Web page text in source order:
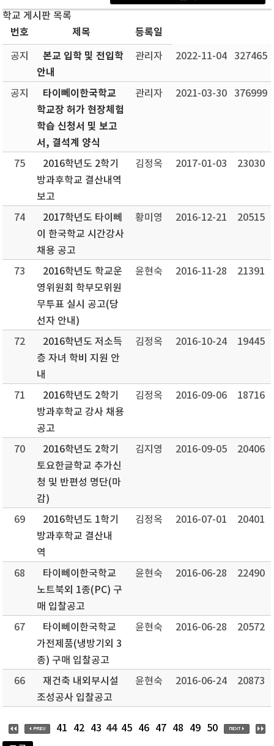
학교 게시판 목록
번호 제목 등록일
공지
본교 입학 및 전입학
안내
관리자 2022-11-04 327465
공지
타이뻬이한국학교
학교장 허가 현장체험
학습 신청서 및 보고
서, 결석계 양식
관리자 2021-03-30 376999
75
2016학년도 2학기
방과후학교 결산내역
보고
김정옥 2017-01-03 23030
74
2017학년도 타이뻬
이 한국학교 시간강사
채용 공고
황미영 2016-12-21 20515
73
2016학년도 학교운
영위원회 학부모위원
무투표 실시 공고(당
선자 안내)
윤현숙 2016-11-28 21391
72
2016학년도 저소득
층 자녀 학비 지원 안
내
김정옥 2016-10-24 19445
71
2016학년도 2학기
방과후학교 강사 채용
공고
김정옥 2016-09-06 18716
70
2016학년도 2학기
토요한글학교 추가신
청 및 반편성 명단(마
감)
김지영 2016-09-05 20406
69
2016학년도 1학기
방과후학교 결산내
역
김정옥 2016-07-01 20401
68
타이뻬이한국학교
노트북외 1종(PC) 구
매 입찰공고
윤현숙 2016-06-28 22490
67
타이뻬이한국학교
가전제품(냉방기외 3
종) 구매 입찰공고
윤현숙 2016-06-28 20572
66
재건축 내외부시설
조성공사 입찰공고
윤현숙 2016-06-24 20873
41 42 43 44 45 46 47 48 49
50